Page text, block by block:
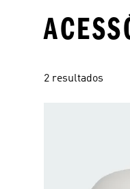
2 resultados